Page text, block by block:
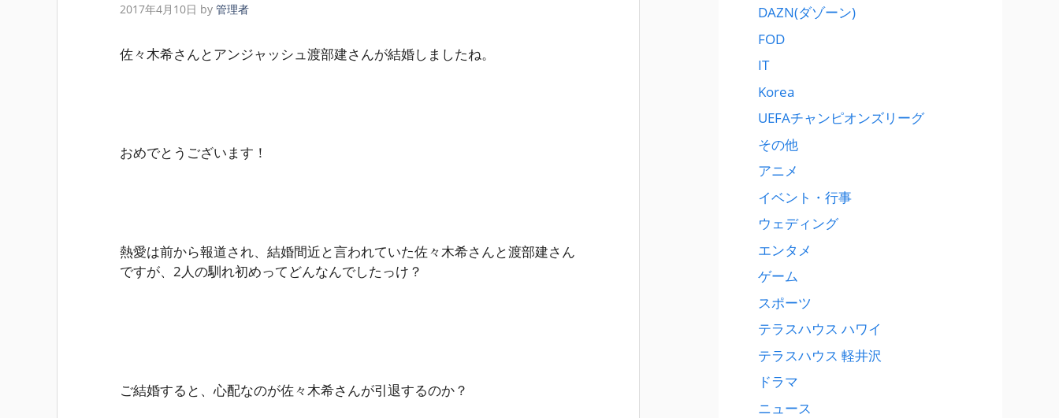
2017年4月10日 by 管理者
佐々木希さんとアンジャッシュ渡部建さんが結婚しましたね。
おめでとうございます！
熱愛は前から報道され、結婚間近と言われていた佐々木希さんと渡部建さん
ですが、2人の馴れ初めってどんなんでしたっけ？
ご結婚すると、心配なのが佐々木希さんが引退するのか？
DAZN(ダゾーン)
FOD
IT
Korea
UEFAチャンピオンズリーグ
その他
アニメ
イベント・行事
ウェディング
エンタメ
ゲーム
スポーツ
テラスハウス ハワイ
テラスハウス 軽井沢
ドラマ
ニュース